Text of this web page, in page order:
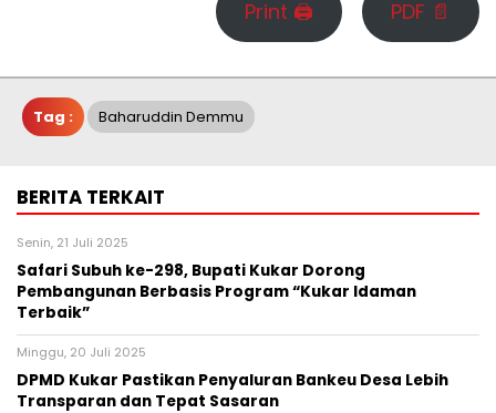
Print 🖨 PDF 📄
Tag : Baharuddin Demmu
BERITA TERKAIT
Senin, 21 Juli 2025
Safari Subuh ke-298, Bupati Kukar Dorong
Pembangunan Berbasis Program “Kukar Idaman
Terbaik”
Minggu, 20 Juli 2025
DPMD Kukar Pastikan Penyaluran Bankeu Desa Lebih
Transparan dan Tepat Sasaran